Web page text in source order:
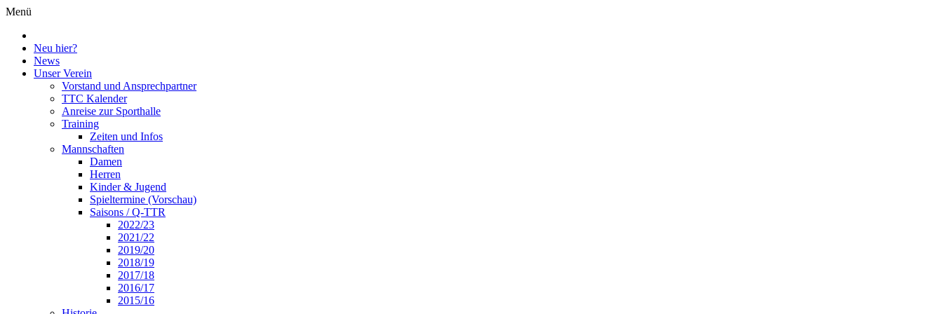
Menü
Neu hier?
News
Unser Verein
Vorstand und Ansprechpartner
TTC Kalender
Anreise zur Sporthalle
Training
Zeiten und Infos
Mannschaften
Damen
Herren
Kinder & Jugend
Spieltermine (Vorschau)
Saisons / Q-TTR
2022/23
2021/22
2019/20
2018/19
2017/18
2016/17
2015/16